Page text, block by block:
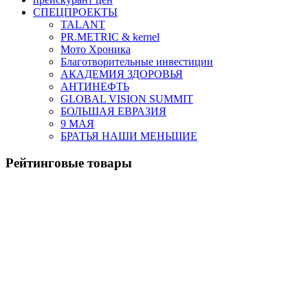
СПЕЦПРОЕКТЫ
TALANT
PR.METRIC & kernel
Мото Хроника
Благотворительные инвестиции
АКАДЕМИЯ ЗДОРОВЬЯ
АНТИНЕФТЬ
GLOBAL VISION SUMMIT
БОЛЬШАЯ ЕВРАЗИЯ
9 МАЯ
БРАТЬЯ НАШИ МЕНЬШИЕ
Рейтинговые товары